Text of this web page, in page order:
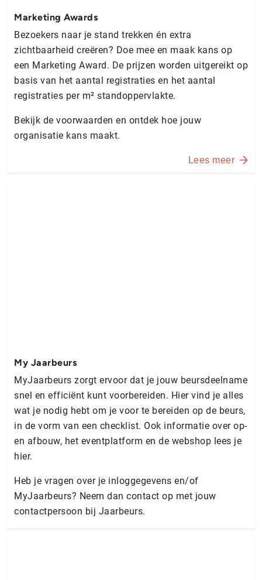
Marketing Awards
Bezoekers naar je stand trekken én extra
zichtbaarheid creëren? Doe mee en maak kans op
een Marketing Award. De prijzen worden uitgereikt op
basis van het aantal registraties en het aantal
registraties per m² standoppervlakte.
Bekijk de voorwaarden en ontdek hoe jouw
organisatie kans maakt.
Lees meer
My Jaarbeurs
MyJaarbeurs zorgt ervoor dat je jouw beursdeelname
snel en efficiënt kunt voorbereiden. Hier vind je alles
wat je nodig hebt om je voor te bereiden op de beurs,
in de vorm van een checklist. Ook informatie over op-
en afbouw, het eventplatform en de webshop lees je
hier.
Heb je vragen over je inloggegevens en/of
MyJaarbeurs? Neem dan contact op met jouw
contactpersoon bij Jaarbeurs.